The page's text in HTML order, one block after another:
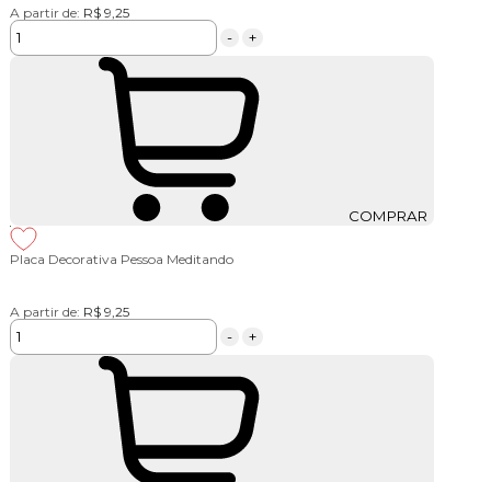
A partir de: R$ 9,25
- +
COMPRAR
Placa Decorativa Pessoa Meditando
A partir de: R$ 9,25
- +